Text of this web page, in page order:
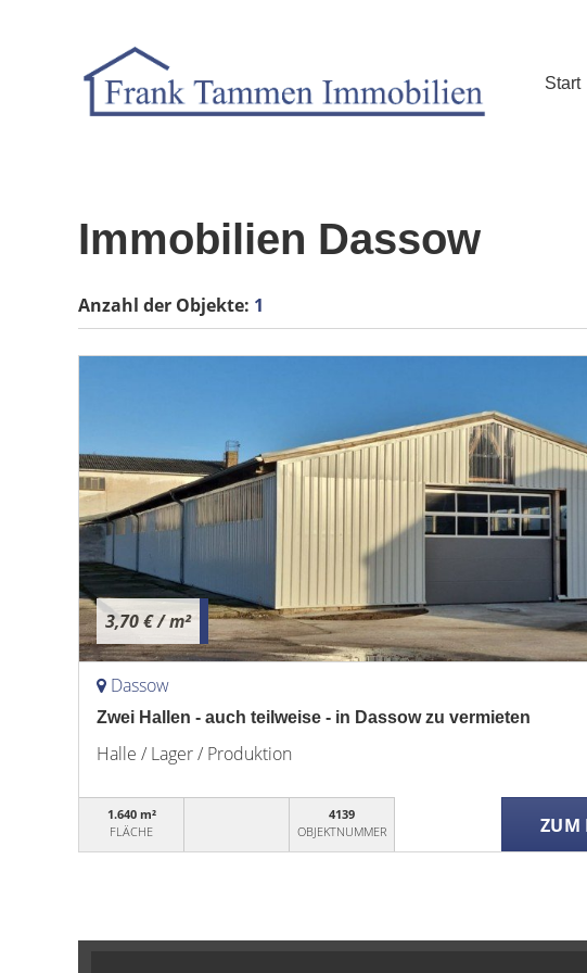
Start
Immobilien Dassow
Anzahl der Objekte: 1
3,70 €/ m²
Dassow
Zwei Hallen - auch teilweise - in Dassow zu vermieten
Halle / Lager / Produktion
1.640 m²
FLÄCHE
4139
OBJEKTNUMMER
ZUM